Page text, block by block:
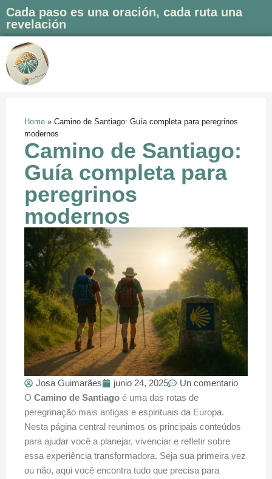
al
contenido
Cada paso es una oración, cada ruta una
revelación
Home » Camino de Santiago: Guía completa para peregrinos
modernos
Camino de Santiago:
Guía completa para
peregrinos
modernos
Josa Guimarães junio 24, 2025
Un comentario
O Camino de Santiago é uma das rotas de
peregrinação mais antigas e espirituais da Europa.
Nesta página central reunimos os principais conteúdos
para ajudar você a planejar, vivenciar e refletir sobre
essa experiência transformadora. Seja sua primeira vez
ou não, aqui você encontra tudo que precisa para